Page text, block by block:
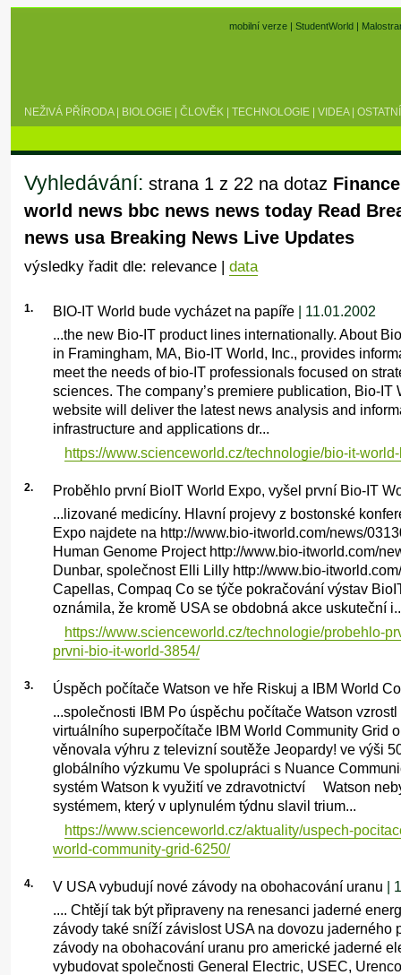
mobilní verze |StudentWorld |
NEŽIVÁ PŘÍRODA| BIOLOGIE | ČLOVĚK | TECHNOLOGIE | VIDEA| OSTATNÍ
Vyhledávání: strana 1 z 22 na dotaz
world news bbc news news today Read
news usa Breaking News Live Updates
výsledky řadit dle: relevance | data
1. BIO-IT World bude vycházet na papíře| 11.01.2002
...the new Bio-IT product lines internationally. About
in Framingham, MA, Bio-IT World, Inc., provides
meet the needs of bio-IT professionals focused on
sciences. The company’s premiere publication, Bio-IT
website will deliver the latest news analysis and
infrastructure and applications dr...
https://www.scienceworld.cz/technologie/bio-it-
2.
Proběhlo první BioIT World Expo, vyšel první Bio-IT
...lizované medicíny. Hlavní projevy z bostonské
Expo najdete na http://www.bio-itworld.com/news/
Human Genome Project http://www.bio-itworld.com/
Dunbar, společnost Elli Lilly http://www.bio-
Capellas, Compaq Co se týče pokračování výstav
oznámila, že kromě USA se obdobná akce uskuteční
https://www.scienceworld.cz/technologie/probehlo-
prvni-bio-it-world-3854/
3.
Úspěch počítače Watson ve hře Riskuj a IBM World
...společnosti IBM Po úspěchu počítače Watson
virtuálního superpočítače IBM World Community Grid
věnovala výhru z televizní soutěže Jeopardy! ve výši
globálního výzkumu Ve spolupráci s Nuance
systém Watson k využití ve zdravotnictví Watson
systémem, který v uplynulém týdnu slavil trium...
https://www.scienceworld.cz/aktuality/uspech-
world-community-grid-6250/
4. V USA vybudují nové závody na obohacování uranu |
.... Chtějí tak být připraveny na renesanci jaderné
závody také sníží závislost USA na dovozu jaderného
závody na obohacování uranu pro americké jaderné
vybudovat společnosti General Electric, USEC,